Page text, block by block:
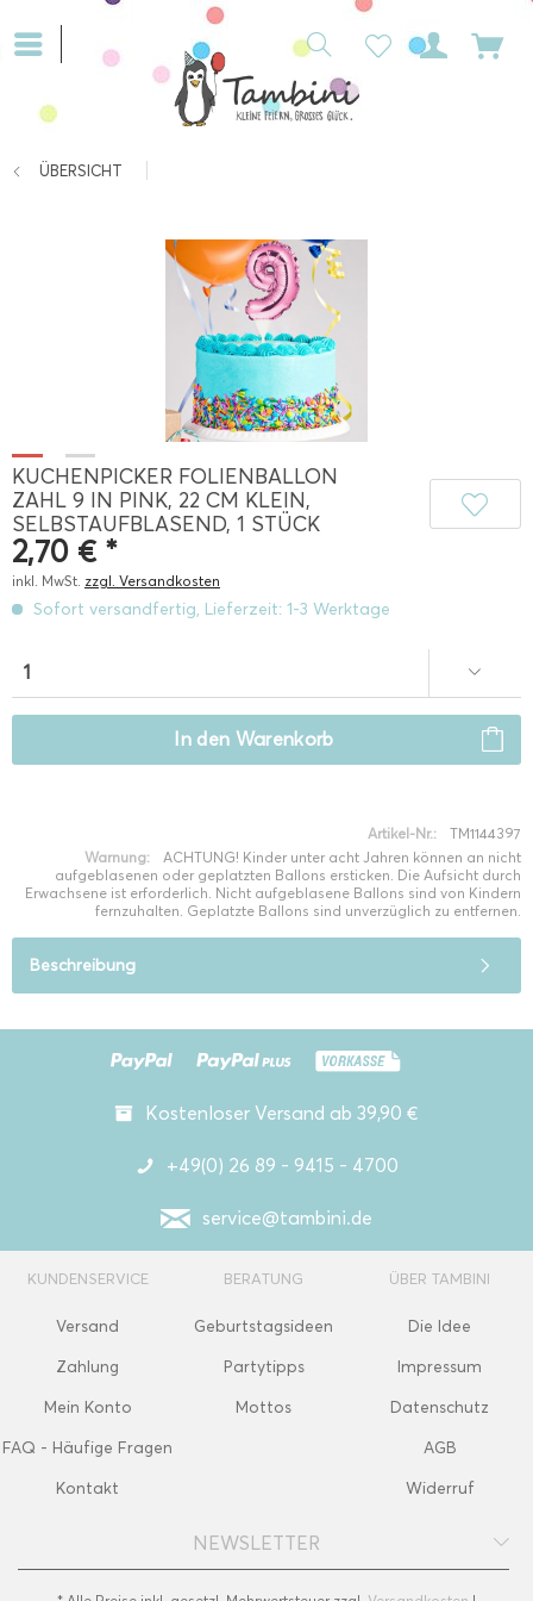
ÜBERSICHT
KUCHENPICKER FOLIENBALLON
ZAHL 9 IN PINK, 22 CM KLEIN,
SELBSTAUFBLASEND, 1 STÜCK
2,70 € *
inkl. MwSt. zzgl. Versandkosten
Sofort versandfertig, Lieferzeit: 1-3 Werktage
In den Warenkorb
Artikel-Nr.:
TM1144397
Warnung:
ACHTUNG! Kinder unter acht Jahren können an nicht
aufgeblasenen oder geplatzten Ballons ersticken. Die Aufsicht durch
Erwachsene ist erforderlich. Nicht aufgeblasene Ballons sind von Kindern
fernzuhalten. Geplatzte Ballons sind unverzüglich zu entfernen.
Beschreibung
Kostenloser Versand ab 39,90 €
+49(0) 26 89 - 9415 - 4700
service@tambini.de
KUNDENSERVICE
Versand
Zahlung
Mein Konto
FAQ - Häufige Fragen
Kontakt
BERATUNG
Geburtstagsideen
Partytipps
Mottos
ÜBER TAMBINI
Die Idee
Impressum
Datenschutz
AGB
Widerruf
NEWSLETTER